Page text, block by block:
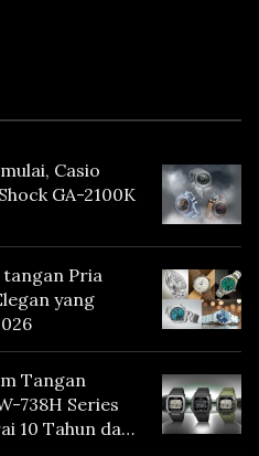
Casio
GA-2100K
tangan Pria
yang
Tangan
738H Series
10 Tahun dan